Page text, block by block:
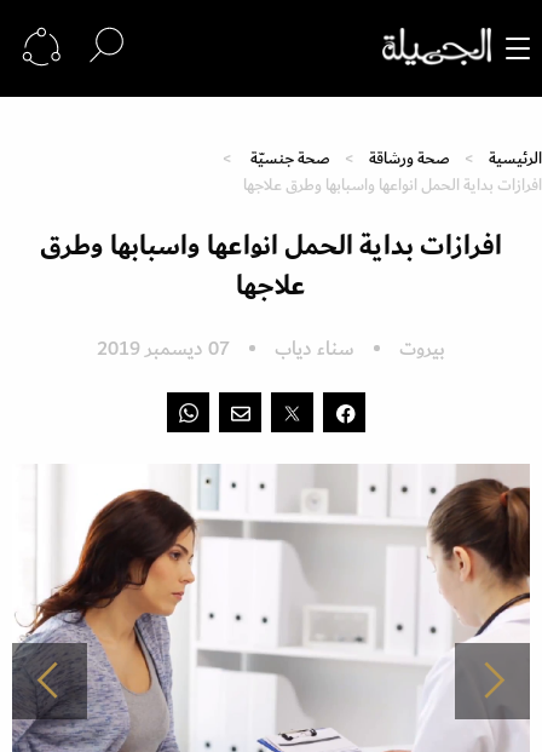
الرئيسية صحة ورشاقة
صحة جنسيّة
افرازات بداية الحمل انواعها واسبابها وطرق علاجها
افرازات بداية الحمل انواعها واسبابها وطرق
علاجها
بيروت سناء دياب 07 ديسمبر 2019